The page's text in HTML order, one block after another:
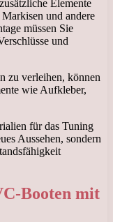
Elemente
und andere
müssen Sie
und
zu verleihen, können
wie Aufkleber,
für das Tuning
Aussehen, sondern
Booten mit